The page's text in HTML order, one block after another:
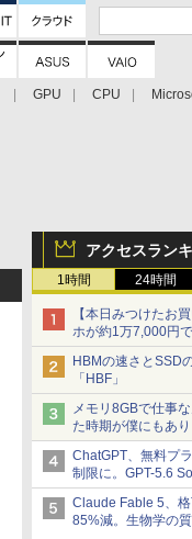
GPU CPU
アクセスラン
1時間 24時間
【本日みつけたお
ホが約1万7,000円
HBMの速さとSSD
「HBF」
メモリ8GBで仕事
た時期が僕にもあ
ChatGPT、無料プ
制限に。GPT-5.6
Claude Fable 5、
85%減。生物学の